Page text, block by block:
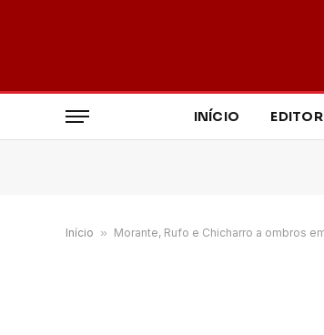
INÍCIO
Início » Morante, Rufo e Chicharro a ombros